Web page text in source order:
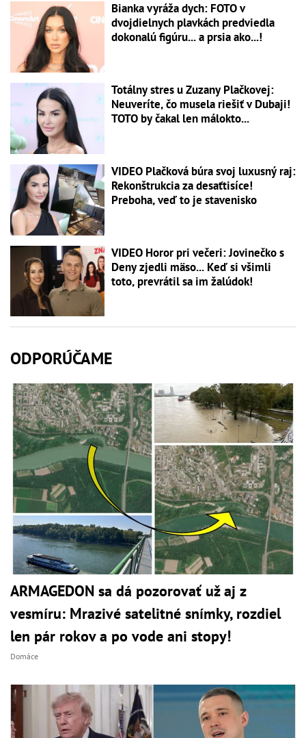
Bianka vyráža dych: FOTO v
dvojdielnych plavkách predviedla
dokonalú figúru... a prsia ako...!
Totálny stres u Zuzany Plačkovej:
Neuveríte, čo musela riešiť v Dubaji!
TOTO by čakal len málokto...
VIDEO Plačková búra svoj luxusný raj:
Rekonštrukcia za desaťtisíce!
Preboha, veď to je stavenisko
VIDEO Horor pri večeri: Jovinečko s
Deny zjedli mäso... Keď si všimli
toto, prevrátil sa im žalúdok!
ODPORÚČAME
ARMAGEDON sa dá pozorovať už aj z
vesmíru: Mrazivé satelitné snímky, rozdiel
len pár rokov a po vode ani stopy!
Domáce